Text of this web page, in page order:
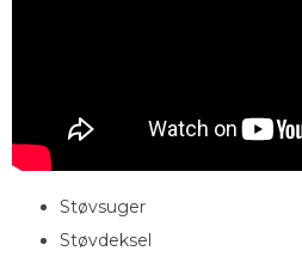
Støvsuger
Støvdeksel